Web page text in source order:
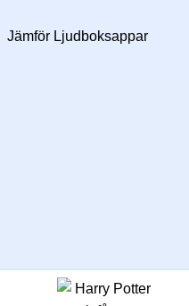
Jämför Ljudboksappar